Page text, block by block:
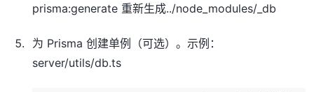
prisma:generate 重新生成../node_modules/_db
为 Prisma 创建单例（可选）。示例：
server/utils/db.ts